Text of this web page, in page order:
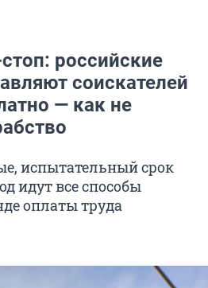
российские
соискателей
— как не
испытательный срок
идут все способы
оплаты труда